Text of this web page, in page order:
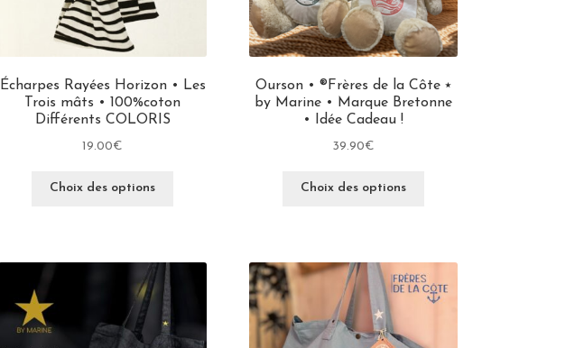
Écharpes Rayées Horizon • Les
Trois mâts • 100%coton
Différents COLORIS
19.00€
Choix des options
Ourson • ®Frères de la Côte ⭑
by Marine • Marque Bretonne
• Idée Cadeau !
39.90€
Choix des options